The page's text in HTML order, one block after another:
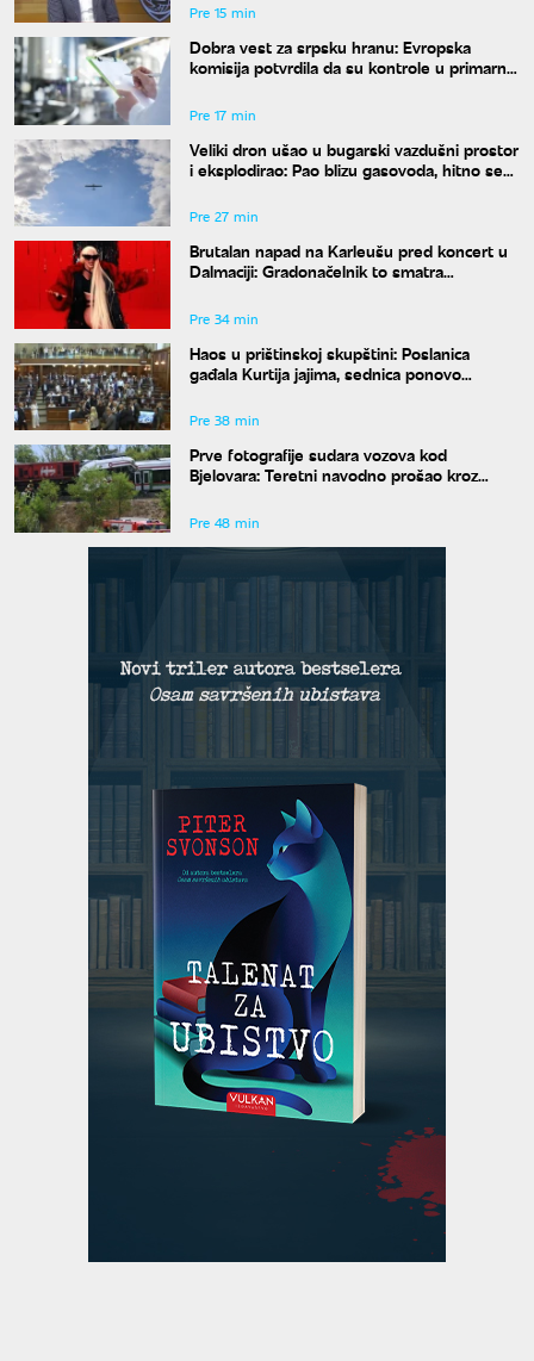
Pre 15 min
Dobra vest za srpsku hranu: Evropska
komisija potvrdila da su kontrole u primarnoj
Pre 17 min
Veliki dron ušao u bugarski vazdušni prostor
i eksplodirao: Pao blizu gasovoda, hitno se
Pre 27 min
Brutalan napad na Karleušu pred koncert u
Dalmaciji: Gradonačelnik to smatra
Pre 34 min
Haos u prištinskoj skupštini: Poslanica
gađala Kurtija jajima, sednica ponovo
Pre 38 min
Prve fotografije sudara vozova kod
Bjelovara: Teretni navodno prošao kroz
Pre 48 min